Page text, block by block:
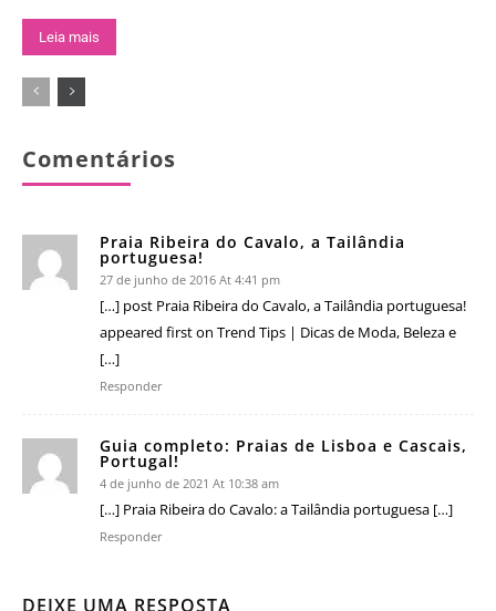
Leia mais
Comentários
Praia Ribeira do Cavalo, a Tailândia
portuguesa!
27 de junho de 2016 At 4:41 pm
[…] post Praia Ribeira do Cavalo, a Tailândia portuguesa!
appeared first on Trend Tips | Dicas de Moda, Beleza e
[…]
Responder
Guia completo: Praias de Lisboa e Cascais,
Portugal!
4 de junho de 2021 At 10:38 am
[…] Praia Ribeira do Cavalo: a Tailândia portuguesa […]
Responder
DEIXE UMA RESPOSTA